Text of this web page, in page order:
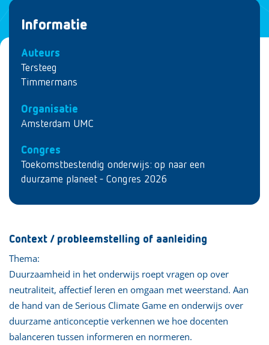
Informatie
Auteurs
Tersteeg
Timmermans
Organisatie
Amsterdam UMC
Congres
Toekomstbestendig onderwijs: op naar een
duurzame planeet - Congres 2026
Context / probleemstelling of aanleiding
Thema:
Duurzaamheid in het onderwijs roept vragen op over
neutraliteit, affectief leren en omgaan met weerstand. Aan
de hand van de Serious Climate Game en onderwijs over
duurzame anticonceptie verkennen we hoe docenten
balanceren tussen informeren en normeren.